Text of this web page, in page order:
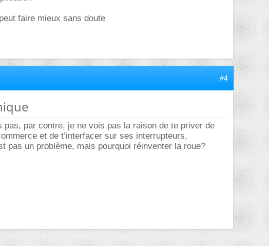
faire mieux sans doute
#4
pas, par contre, je ne vois pas la raison de te priver de
et de t’interfacer sur ses interrupteurs,
pas un problème, mais pourquoi réinventer la roue?